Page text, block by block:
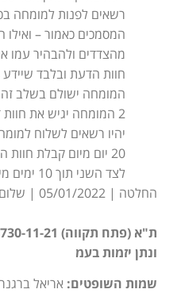
רשאים לפנות למומחה
המסמכים כאמור –
מהצדדים ולהבהיר עמו
חוות הדעת ובלבד
המומחה ישולם בשלב זה
יהיו רשאים לשלוח
20 יום מיום קבלת
לצד השני תוך 10 ימים מיום קבלת חוות הדעת.
החלטה | 05/01/2022 | שלום – פתח תקווה
ונתן יזמות בעמ
שמות השופטים: אריאל ברגנר